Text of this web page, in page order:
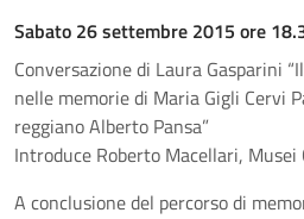
Sabato 26 settembre 2015 ore
Conversazione di Laura Gasparini
nelle memorie di Maria Gigli Cervi
reggiano Alberto Pansa”
Introduce Roberto Macellari, Musei
A conclusione del percorso di